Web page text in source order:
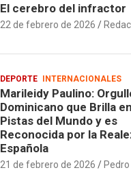
El cerebro del infractor
22 de febrero de 2026
DEPORTE INTERNACIONALES
Marileidy Paulino:
Dominicano que Brilla
Pistas del Mundo y es
Reconocida por la
Española
21 de febrero de 2026